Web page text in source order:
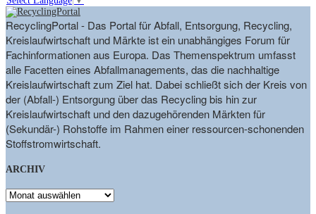
RecyclingPortal - Das Portal für Abfall, Entsorgung, Recycling,
Kreislaufwirtschaft und Märkte ist ein unabhängiges Forum für
Fachinformationen aus Europa. Das Themenspektrum umfasst
alle Facetten eines Abfallmanagements, das die nachhaltige
Kreislaufwirtschaft zum Ziel hat. Dabei schließt sich der Kreis von
der (Abfall-) Entsorgung über das Recycling bis hin zur
Kreislaufwirtschaft und den dazugehörenden Märkten für
(Sekundär-) Rohstoffe im Rahmen einer ressourcen-schonenden
Stoffstromwirtschaft.
ARCHIV
ARCHIV